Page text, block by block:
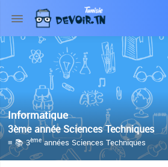
Informatique
3ème année Sciences Techniques
≡ 📚 3èmeannées Sciences Techniques